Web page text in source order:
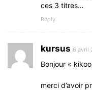
ces 3 titres…
Reply
kursus 6 avril
Bonjour «
merci d’avoir